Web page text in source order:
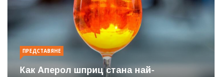
ПРЕДСТАВЯНЕ
Как Аперол шприц стана най-